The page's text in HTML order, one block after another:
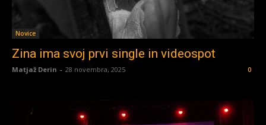
Novice
Zina ima svoj prvi single in videospot
Matjaž Derin - 28 novembra, 2025 0